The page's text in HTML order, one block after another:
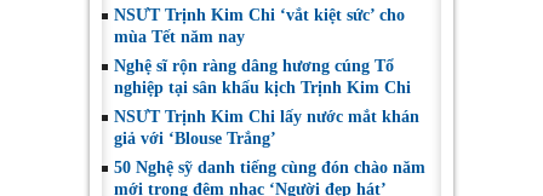
NSƯT Trịnh Kim Chi ‘vắt kiệt sức’ cho
mùa Tết năm nay
Nghệ sĩ rộn ràng dâng hương cúng Tổ
nghiệp tại sân khấu kịch Trịnh Kim Chi
NSƯT Trịnh Kim Chi lấy nước mắt khán
giả với ‘Blouse Trắng’
50 Nghệ sỹ danh tiếng cùng đón chào năm
mới trong đêm nhạc ‘Người đẹp hát’